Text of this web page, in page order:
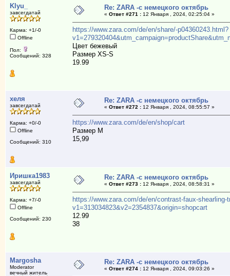
Klyu_
завсегдатай
Карма: +1/-0
Offline
Пол:
Сообщений: 328
Re: ZARA -с немецкого октябрь
« Ответ #271 :12 Января , 2024, 02:25:04 »
https://www.zara.com/de/en/share/-p04360243.html?
Цвет бежевый
Размер XS-S
19.99
хеля
завсегдатай
Карма: +0/-0
Offline
Сообщений: 310
Re: ZARA -с немецкого октябрь
« Ответ #272 :12 Января , 2024, 08:55:57 »
https://www.zara.com/de/en/shop/cart
Размер М
15,99
Иришка1983
завсегдатай
Карма: +7/-0
Offline
Сообщений: 230
Re: ZARA -с немецкого октябрь
« Ответ #273 :12 Января , 2024, 08:58:31 »
https://www.zara.com/de/en/contrast-faux-shearling-
v1=313034823&v2=2354837&origin=shopcart
12.99
38
Margosha
Moderator
вечный житель
Re: ZARA -с немецкого октябрь
« Ответ #274 :12 Января , 2024, 09:03:26 »